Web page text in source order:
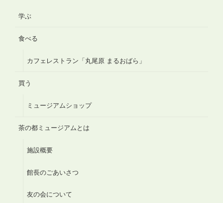
学ぶ
食べる
カフェレストラン「丸尾原 まるおばら」
買う
ミュージアムショップ
茶の都ミュージアムとは
施設概要
館長のごあいさつ
友の会について